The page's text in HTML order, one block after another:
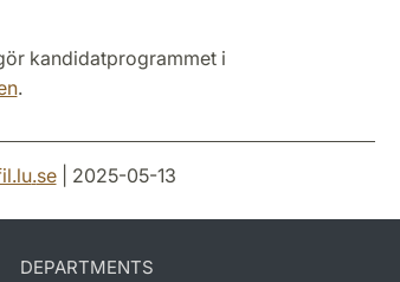
kandidatprogrammet i
.
.se| 2025-05-13
DEPARTMENTS